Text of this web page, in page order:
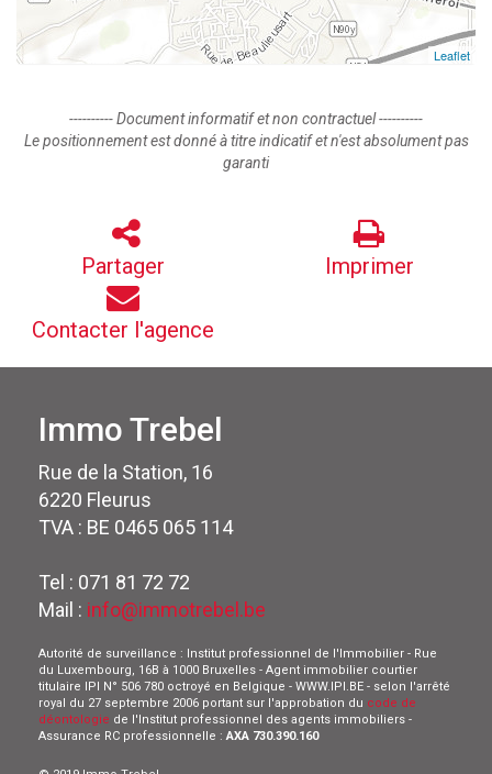
Leaflet
---------- Document informatif et non contractuel ----------
Le positionnement est donné à titre indicatif et n'est absolument pas
garanti
Partager Imprimer
Contacter l'agence
Immo Trebel
Rue de la Station, 16
6220 Fleurus
TVA : BE 0465 065 114
Tel : 071 81 72 72
Mail : info@immotrebel.be
Autorité de surveillance : Institut professionnel de l'Immobilier - Rue
du Luxembourg, 16B à 1000 Bruxelles - Agent immobilier courtier
titulaire IPI N° 506 780 octroyé en Belgique - WWW.IPI.BE - selon l'arrêté
royal du 27 septembre 2006 portant sur l'approbation du code de
déontologie de l'Institut professionnel des agents immobiliers -
Assurance RC professionnelle :AXA 730.390.160